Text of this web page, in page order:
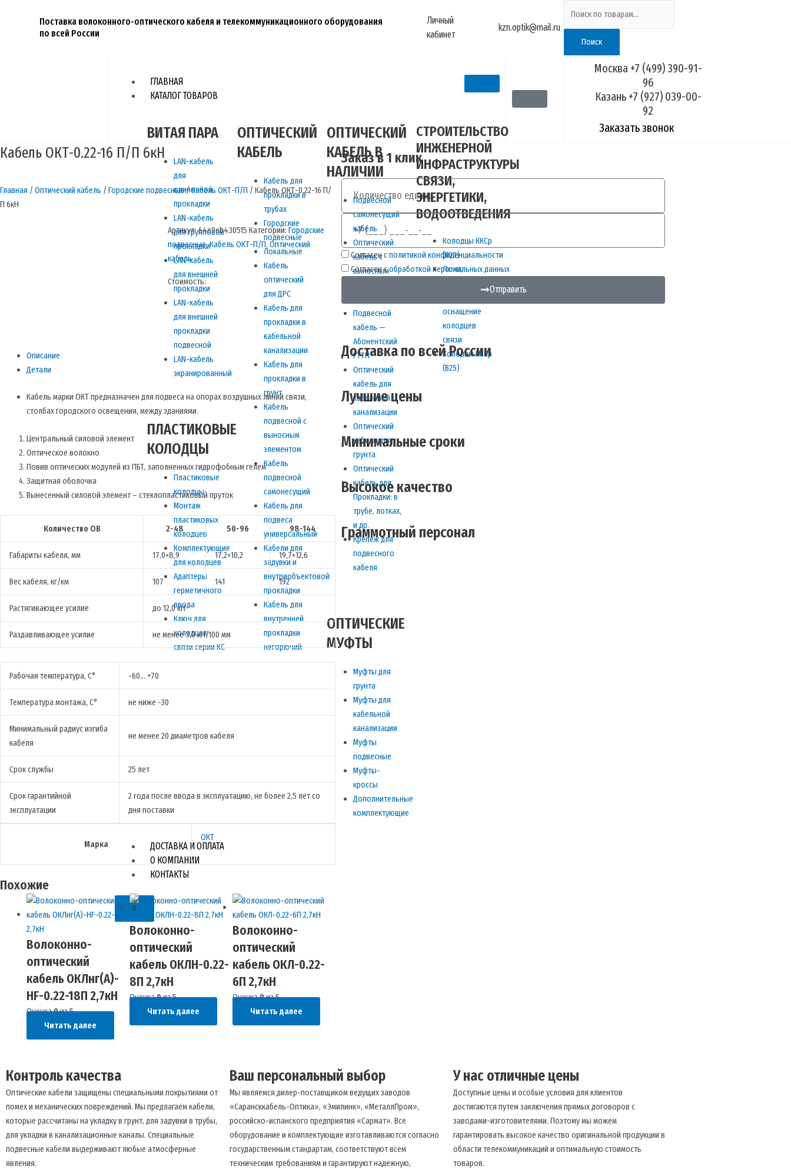
содержимому
Поставка волоконного-оптического кабеля и телекоммуникационного оборудования
по всей России
Личный
кабинет
kzn.optik@mail.ru
Поиск
ГЛАВНАЯ
КАТАЛОГ ТОВАРОВ
ВИТАЯ ПАРА
LAN-кабель
для
одиночной
прокладки
LAN-кабель
для групповой
прокладки
LAN-кабель
для внешней
прокладки
LAN-кабель
для внешней
прокладки
подвесной
LAN-кабель
экранированный
ПЛАСТИКОВЫЕ
КОЛОДЦЫ
Пластиковые
колодцы
Монтаж
пластиковых
колодцев
Комплектующие
для колодцев
Адаптеры
герметичного
ввода
Ключ для
колодцев
связи серии КС
ОПТИЧЕСКИЙ
КАБЕЛЬ
Кабель для
прокладки в
трубах
Городские
подвесные
Локальные
Кабель
оптический
для ДРС
Кабель для
прокладки в
кабельной
канализации
Кабель для
прокладки в
грунт
Кабель
подвесной с
выносным
элементом
Кабель
подвесной
самонесущий
Кабель для
подвеса
универсальный
Кабели для
задувки и
внутриобъектовой
прокладки
Кабель для
внутренней
прокладки
негорючий
ОПТИЧЕСКИЙ
КАБЕЛЬ В
НАЛИЧИИ
Подвесной
самонесущий
кабель
Оптический
кабель с
выносным
Подвесной
кабель —
Абонентский
FTTH
Оптический
кабель для
кабельной
канализации
Оптический
кабель для
грунта
Оптический
кабель для
Прокладки: в
трубе, лотках,
и др.
Крепеж для
подвесного
кабеля
ОПТИЧЕСКИЕ
МУФТЫ
Муфты для
грунта
Муфты для
кабельной
канализации
Муфты
подвесные
Муфты-
кроссы
Дополнительные
комплектующие
СТРОИТЕЛЬСТВО
ИНЖЕНЕРНОЙ
ИНФРАСТРУКТУРЫ
СВЯЗИ,
ЭНЕРГЕТИКИ,
ВОДООТВЕДЕНИЯ
Колодцы ККСр
(В20)
Люки,
оснащение
колодцев
связи
Колодцы ККСр
(В25)
ДОСТАВКА И ОПЛАТА
О КОМПАНИИ
КОНТАКТЫ
X
Москва +7 (499) 390-91-
96
Казань +7 (927) 039-00-
92
Заказать звонок
Кабель ОКТ-0.22-16 П/П 6кН
Главная / Оптический кабель / Городские подвесные/Кабель ОКТ-П/П / Кабель ОКТ-0.22-16 П/
П 6кН
Артикул:64e9eb430515 Категории: Городские
подвесные,Кабель ОКТ-П/П, Оптический
кабель
Стоимость:
Описание
Детали
Кабель марки ОКТ предназначен для подвеса на опорах воздушных линий связи,
столбах городского освещения, между зданиями.
Центральный силовой элемент
Оптическое волокно
Повив оптических модулей из ПБТ, заполненных гидрофобным гелем
Защитная оболочка
Вынесенный силовой элемент – стеклопластиковый пруток
Количество ОВ 2-48 50-96 98-144
Габариты кабеля, мм 17,0×8,9 17,2×10,2 19,7×12,6
Вес кабеля, кг/км 107 141 192
Растягивающее усилие до 12,0 кН
Раздавливающее усилие не менее 3,0 кН/100 мм
Рабочая температура, С° -60… +70
Температура монтажа, С° не ниже -30
Минимальный радиус изгиба
кабеля
не менее 20 диаметров кабеля
Срок службы 25 лет
Срок гарантийной
эксплуатации
2 года после ввода в эксплуатацию, не более 2,5 лет со
дня поставки
Марка
ОКТ
Похожие
Волоконно-
оптический
кабель ОКЛнг(A)-
HF-0.22-18П 2,7кН
Оценка0из 5
Читать далее
Волоконно-
оптический
кабель ОКЛН-0.22-
8П 2,7кН
Оценка0из 5
Читать далее
Волоконно-
оптический
кабель ОКЛ-0.22-
6П 2,7кН
Оценка0из 5
Читать далее
Заказ в 1 клик
Телефон
Согласен сполитикой конфиденциальности
Согласен собработкой персональных данных
Отправить
Доставка по всей России
Лучшие цены
Минимальные сроки
Высокое качество
Граммотный персонал
Контроль качества
Оптические кабели защищены специальными покрытиями от
помех и механических повреждений. Мы предлагаем кабели,
которые рассчитаны на укладку в грунт, для задувки в трубы,
для укладки в канализационные каналы. Специальные
подвесные кабели выдерживают любые атмосферные
явления.
Ваш персональный выбор
Мы являемся дилер-поставщиком ведущих заводов
«Сарансккабель-Оптика», «Эмилинк», «МеталлПром»,
российско-испанского предприятия «Сармат». Все
оборудование и комплектующие изготавливаются согласно
государственным стандартам, соответствуют всем
техническим требованиям и гарантируют надежную,
У нас отличные цены
Доступные цены и особые условия для клиентов
достигаются путем заключения прямых договоров с
заводами-изготовителями. Поэтому мы можем
гарантировать высокое качество оригинальной продукции в
области телекоммуникаций и оптимальную стоимость
товаров.